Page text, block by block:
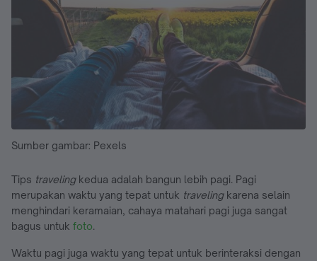
Sumber gambar: Pexels
Tips travelingkedua adalah bangun lebih pagi. Pagi
merupakan waktu yang tepat untuk travelingkarena selain
menghindari keramaian, cahaya matahari pagi juga sangat
bagus untuk foto.
Waktu pagi juga waktu yang tepat untuk berinteraksi dengan